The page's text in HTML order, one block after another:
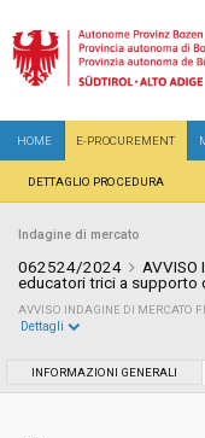
HOME E-PROCUREMENT
DETTAGLIO PROCEDURA
Indagine di mercato
062524/2024
AVVISO
educatori trici a supporto
AVVISO INDAGINE DI MERCATO
Dettagli
INFORMAZIONI GENERALI